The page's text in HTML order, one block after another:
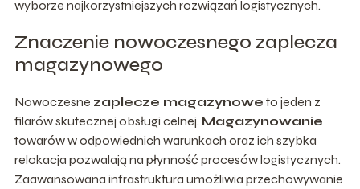
wyborze najkorzystniejszych rozwiązań logistycznych.
Znaczenie nowoczesnego zaplecza
magazynowego
Nowoczesne zaplecze magazynowe to jeden z
filarów skutecznej obsługi celnej. Magazynowanie
towarów w odpowiednich warunkach oraz ich szybka
relokacja pozwalają na płynność procesów logistycznych.
Zaawansowana infrastruktura umożliwia przechowywanie